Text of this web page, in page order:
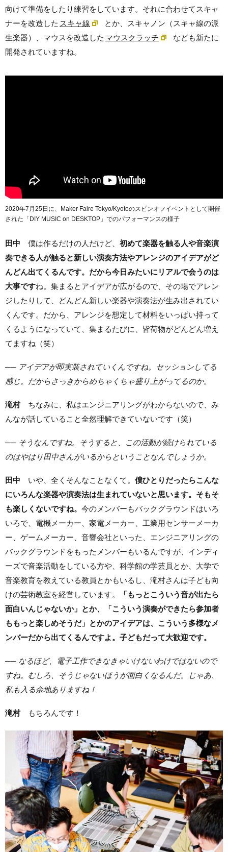
向けて準備をしたり練習をしています。それに合わせてスキャ
ナーを改造した スキャ線
とか、スキャノン（スキャ線の派
生楽器）、マウスを改造した マウスクラッチ
なども新たに
開発されていますね。
2020年7月25日に、Maker Faire Tokyo/Kyotoのスピンオフイベントとして開催
された「DIY MUSIC on DESKTOP」でのパフォーマンスの様子
田中 僕は作るだけの人だけど、 初めて楽器を触る人や音楽演
奏できる人が触ると新しい演奏方法やアレンジのアイデアがど
んどん出てくるんです。だから今日みたいにリアルで会うのは
大事ですね。集まるとアイデアが広がるので、その場でアレン
ジしたりして、どんどん新しい楽器や演奏法が生み出されてい
くんです。だから、アレンジを想定して材料をいっぱい持って
くるようになっていて、集まるたびに、皆荷物がどんどん増え
てますね（笑）
── アイデアが即実装されていくんですね。セッションしてる
感じ。だからさっきからめちゃくちゃ盛り上がってるのか。
滝村ちなみに、私はエンジニアリングがわからないので、み
んなが話していること全然理解できていないです（笑）
── そうなんですね。そうすると、この活動が続けられている
のはやはり田中さんがいるからということなんでしょうか。
田中 いや、全くそんなことなくて。 僕ひとりだったらこんな
にいろんな楽器や演奏法は生まれていないと思います。そもそ
も楽しくないですね。 今のメンバーもバックグラウンドはいろ
いろで、電機メーカー、家電メーカー、工業用センサーメーカ
ー、ゲームメーカー、音響会社といった、エンジニアリングの
バックグラウンドをもったメンバーもいるんですが、インディ
ーズで音楽活動をしている方や、科学館の学芸員とか、大学で
音楽教育を教えている教員とかもいるし、滝村さんは子ども向
けの芸術教室を経営しています。
「もっとこういう音が出たら
面白いんじゃないか」とか、「こういう演奏ができたら参加者
ももっと楽しめそうだ」とかのアイデアは、こういう多様なメ
ンバーだから出てくるんですよ。子どもだって大歓迎です。
── なるほど、電子工作できなきゃいけないわけではないので
すね。むしろ、そうじゃないほうが面白くなるんだ。じゃあ、
私も入る余地ありますね！
滝村もちろんです！